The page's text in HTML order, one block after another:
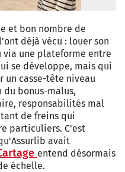
et bon nombre de
déjà vécu : louer son
via une plateforme entre
se développe, mais qui
un casse-tête niveau
du bonus-malus,
responsabilités mal
de freins qui
particuliers. C'est
avait
entend désormais
échelle.